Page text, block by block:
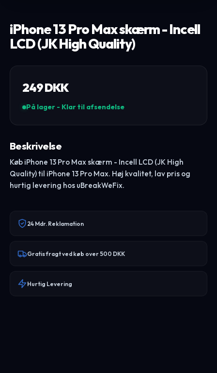
iPhone 13 Pro Max skærm - Incell
LCD (JK High Quality)
249DKK
På lager - Klar til afsendelse
Beskrivelse
Køb iPhone 13 Pro Max skærm - Incell LCD (JK High
Quality) til iPhone 13 Pro Max. Høj kvalitet, lav pris og
hurtig levering hos uBreakWeFix.
24 Mdr. Reklamation
Gratis fragt ved køb over 500 DKK
Hurtig Levering